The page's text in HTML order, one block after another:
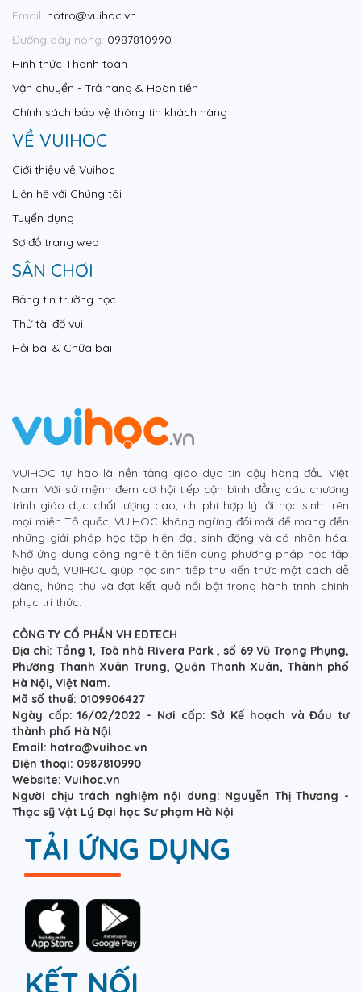
Email: hotro@vuihoc.vn
Đường dây nóng: 0987810990
Hình thức Thanh toán
Vận chuyển - Trả hàng & Hoàn tiền
Chính sách bảo vệ thông tin khách hàng
VỀ VUIHOC
Giới thiệu về Vuihoc
Liên hệ với Chúng tôi
Tuyển dụng
Sơ đồ trang web
SÂN CHƠI
Bảng tin trường học
Thử tài đố vui
Hỏi bài & Chữa bài
VUIHOC tự hào là nền tảng giáo dục tin cậy hàng đầu Việt
Nam. Với sứ mệnh đem cơ hội tiếp cận bình đẳng các chương
trình giáo dục chất lượng cao, chi phí hợp lý tới học sinh trên
mọi miền Tổ quốc, VUIHOC không ngừng đổi mới để mang đến
những giải pháp học tập hiện đại, sinh động và cá nhân hóa.
Nhờ ứng dụng công nghệ tiên tiến cùng phương pháp học tập
hiệu quả, VUIHOC giúp học sinh tiếp thu kiến thức một cách dễ
dàng, hứng thú và đạt kết quả nổi bật trong hành trình chinh
phục tri thức.
CÔNG TY CỔ PHẦN VH EDTECH
Địa chỉ: Tầng 1, Toà nhà Rivera Park , số 69 Vũ Trọng Phụng,
Phường Thanh Xuân Trung, Quận Thanh Xuân, Thành phố
Hà Nội, Việt Nam.
Mã số thuế: 0109906427
Ngày cấp: 16/02/2022 - Nơi cấp: Sở Kế hoạch và Đầu tư
thành phố Hà Nội
Email: hotro@vuihoc.vn
Điện thoại: 0987810990
Website: Vuihoc.vn
Người chịu trách nghiệm nội dung: Nguyễn Thị Thương -
Thạc sỹ Vật Lý Đại học Sư phạm Hà Nội
TẢI ỨNG DỤNG
KẾT NỐI